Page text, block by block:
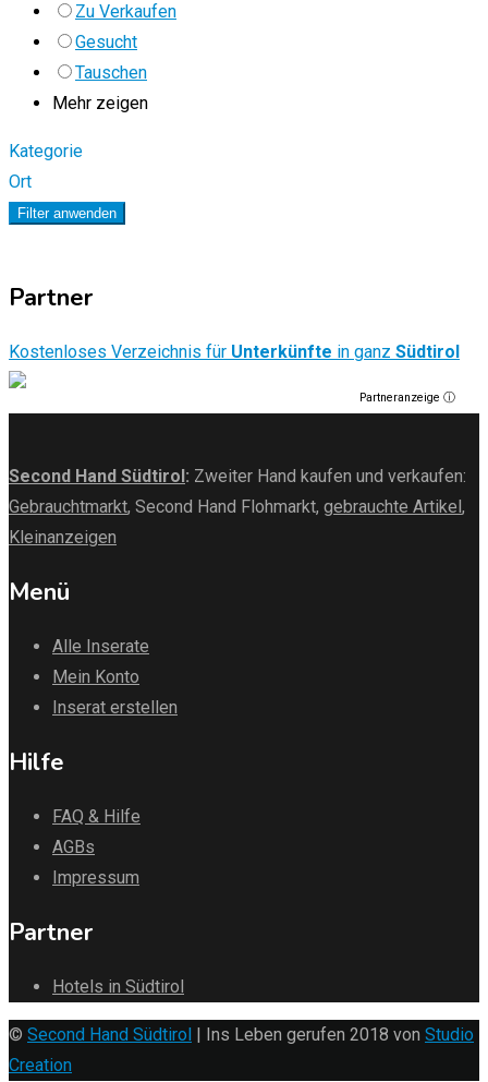
Zu Verkaufen
Gesucht
Tauschen
Mehr zeigen
Kategorie
Ort
Filter anwenden
Partner
Kostenloses Verzeichnis für Unterkünfte in ganz Südtirol
Partneranzeige ⓘ
Second Hand Südtirol : Zweiter Hand kaufen und verkaufen:
Gebrauchtmarkt, Second Hand Flohmarkt, gebrauchte Artikel ,
Kleinanzeigen
Menü
Alle Inserate
Mein Konto
Inserat erstellen
Hilfe
FAQ & Hilfe
AGBs
Impressum
Partner
Hotels in Südtirol
© Second Hand Südtirol | Ins Leben gerufen 2018 von Studio
Creation